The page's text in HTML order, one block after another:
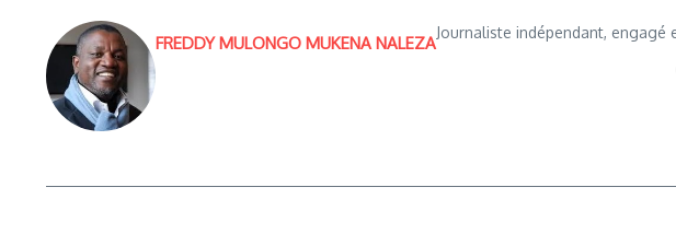
FREDDY MULONGO MUKENA NALEZA
Journaliste indépendant, engagé